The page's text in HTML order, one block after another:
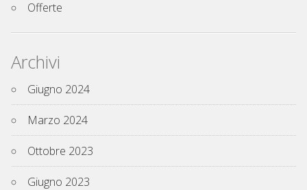
Offerte
Archivi
Giugno 2024
Marzo 2024
Ottobre 2023
Giugno 2023